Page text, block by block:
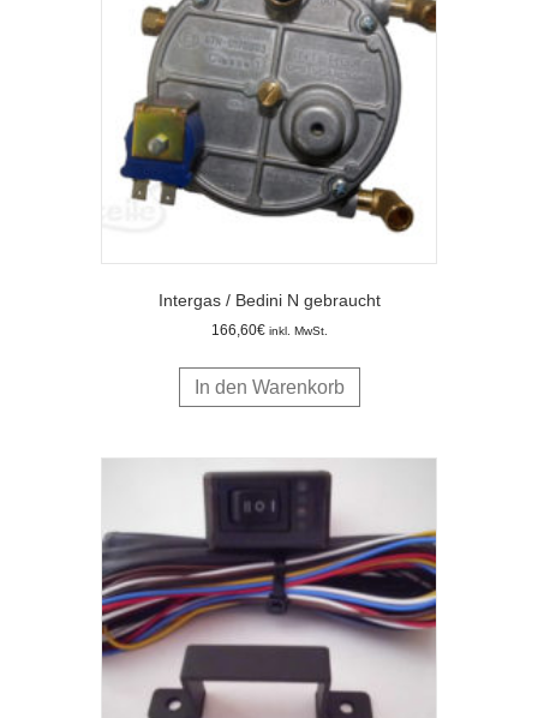
Intergas / Bedini N gebraucht
166,60€ inkl. MwSt.
In den Warenkorb